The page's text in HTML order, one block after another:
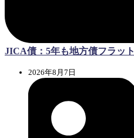
JICA債：5年も地方債フラット
2026年8月7日